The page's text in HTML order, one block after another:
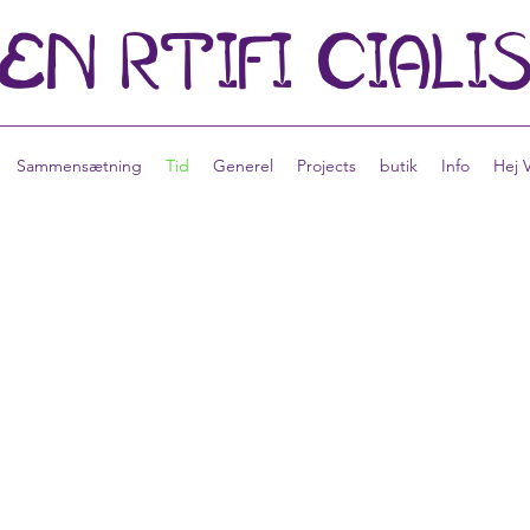
RTIFI
Sammensætning Tid Generel Projects butik Info Hej